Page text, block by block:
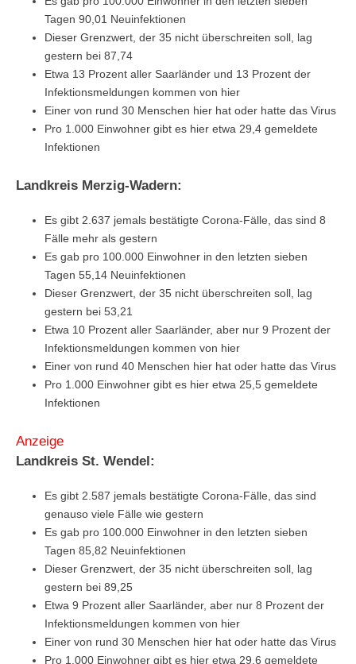
Tagen 90,01 Neuinfektionen
Dieser Grenzwert, der 35 nicht überschreiten soll, lag
gestern bei 87,74
Etwa 13 Prozent aller Saarländer und 13 Prozent der
Infektionsmeldungen kommen von hier
Einer von rund 30 Menschen hier hat oder hatte das Virus
Pro 1.000 Einwohner gibt es hier etwa 29,4 gemeldete
Infektionen
Landkreis Merzig-Wadern:
Es gibt 2.637 jemals bestätigte Corona-Fälle, das sind 8
Fälle mehr als gestern
Es gab pro 100.000 Einwohner in den letzten sieben
Tagen 55,14 Neuinfektionen
Dieser Grenzwert, der 35 nicht überschreiten soll, lag
gestern bei 53,21
Etwa 10 Prozent aller Saarländer, aber nur 9 Prozent der
Infektionsmeldungen kommen von hier
Einer von rund 40 Menschen hier hat oder hatte das Virus
Pro 1.000 Einwohner gibt es hier etwa 25,5 gemeldete
Infektionen
Anzeige
Landkreis St. Wendel:
Es gibt 2.587 jemals bestätigte Corona-Fälle, das sind
genauso viele Fälle wie gestern
Es gab pro 100.000 Einwohner in den letzten sieben
Tagen 85,82 Neuinfektionen
Dieser Grenzwert, der 35 nicht überschreiten soll, lag
gestern bei 89,25
Etwa 9 Prozent aller Saarländer, aber nur 8 Prozent der
Infektionsmeldungen kommen von hier
Einer von rund 30 Menschen hier hat oder hatte das Virus
Pro 1.000 Einwohner gibt es hier etwa 29,6 gemeldete